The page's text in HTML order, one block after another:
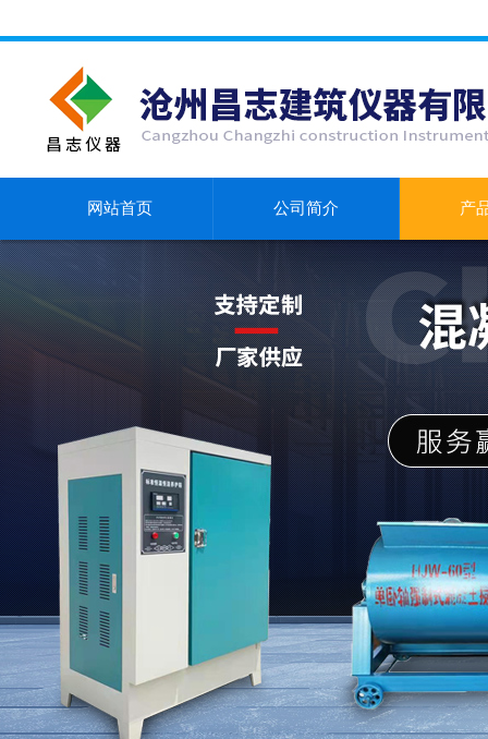
网站首页 公司简介 产